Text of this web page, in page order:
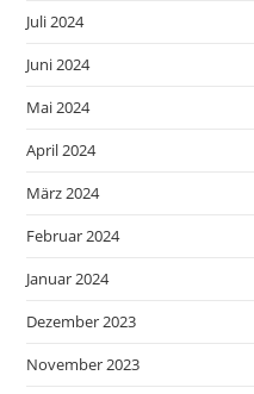
Juli 2024
Juni 2024
Mai 2024
April 2024
März 2024
Februar 2024
Januar 2024
Dezember 2023
November 2023